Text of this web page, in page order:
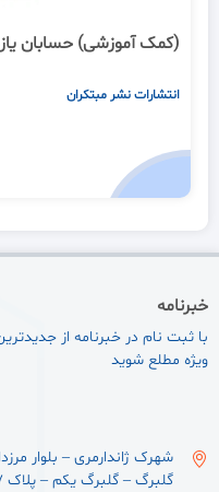
(کمک آموزشی) حسابان
انتشارات نشر مبتکران
خبرنامه
با ثبت نام در خبرنامه از
ویژه مطلع شوید
شهرک ژاندارمری – بلوار
گلبرگ – گلبرگ یکم – پلاک ۱۷ – طبقه همکف